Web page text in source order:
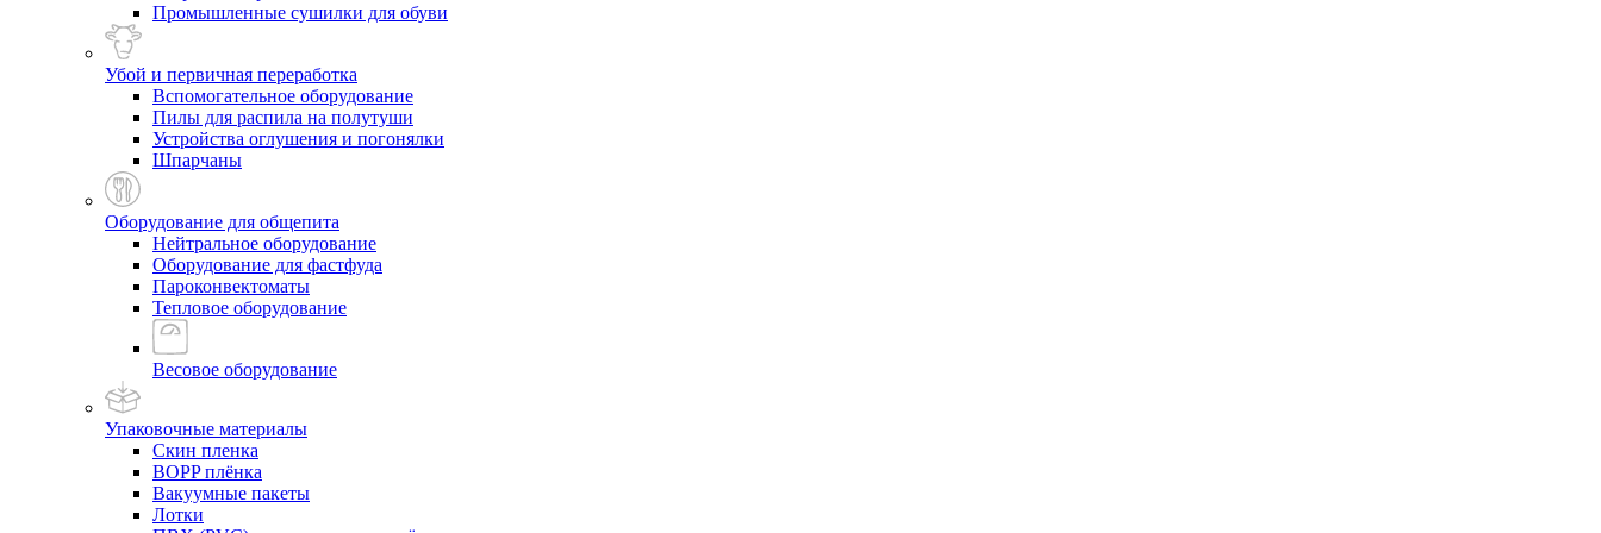
Промышленные сушилки для обуви
Убой и первичная переработка
Вспомогательное оборудование
Пилы для распила на полутуши
Устройства оглушения и погонялки
Шпарчаны
Оборудование для общепита
Нейтральное оборудование
Оборудование для фастфуда
Пароконвектоматы
Тепловое оборудование
Весовое оборудование
Упаковочные материалы
Скин пленка
BOPP плёнка
Вакуумные пакеты
Лотки